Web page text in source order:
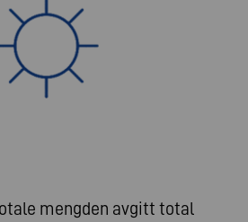
mengden avgitt total